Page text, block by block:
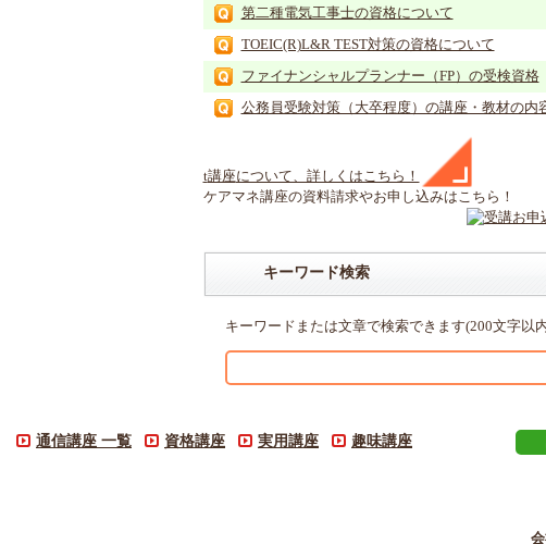
第二種電気工事士の資格について
TOEIC(R)L&R TEST対策の資格について
ファイナンシャルプランナー（FP）の受検資格
公務員受験対策（大卒程度）の講座・教材の内
t講座について、詳しくはこちら！
ケアマネ講座の資料請求やお申し込みはこちら！
キーワード検索
キーワードまたは文章で検索できます(200文字以
通信講座 一覧 資格講座 実用講座 趣味講座